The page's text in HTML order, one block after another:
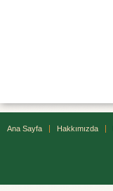
Ana Sayfa Hakkımızda